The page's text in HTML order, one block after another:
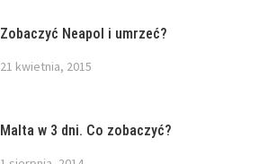
Zobaczyć Neapol i umrzeć?
21 kwietnia, 2015
Malta w 3 dni. Co zobaczyć?